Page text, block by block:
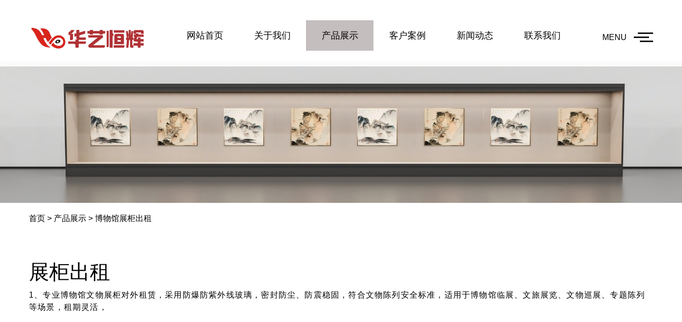
网站首页 关于我们 产品展示 客户案例 新闻动态 联系我们 MENU
首页 > 产品展示 > 博物馆展柜出租
展柜出租
1、专业博物馆文物展柜对外租赁，采用防爆防紫外线玻璃，密封防尘、防震稳固，符合文物陈列安全标准，适用于博物馆临展、文旅展览、文物巡展、专题陈列
等场景，租期灵活，